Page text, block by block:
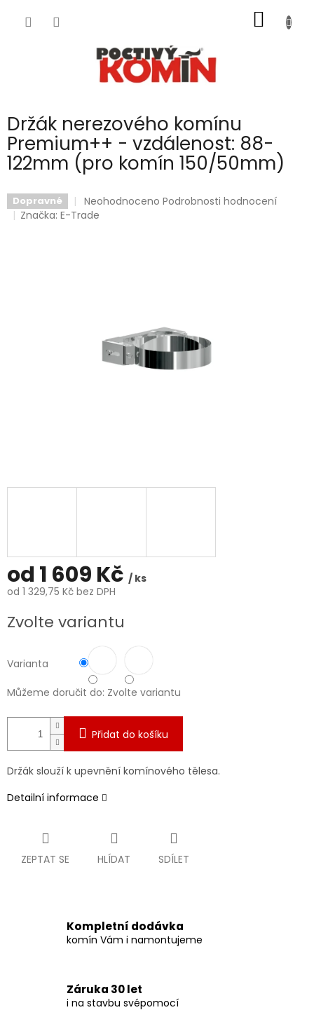
KOŠÍK
Držák nerezového komínu
Premium++ - vzdálenost: 88-
122mm (pro komín 150/50mm)
Dopravné
Průměrné
hodnocení
Neohodnoceno Podrobnosti hodnocení
Značka:E-Trade
od 1 609 Kč / ks
od 1 329,75 Kč bez DPH
cena:
Zvolte variantu
Varianta
Můžeme doručit do: Zvolte variantu
Přidat do košíku
Držák slouží k upevnění komínového tělesa.
Detailní informace
ZEPTAT SE HLÍDAT SDÍLET
Kompletní dodávka
komín Vám i namontujeme
Záruka 30 let
i na stavbu svépomocí